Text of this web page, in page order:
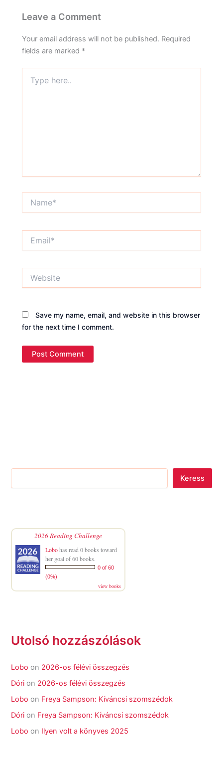
Leave a Comment
Your email address will not be published. Required
fields are marked *
here..
Save my name, email, and website in this browser
for the next time I comment.
Keress
2026 Reading Challenge
Lobohas read 0 books toward
her goal of 60 books.
0 of 60
(0%)
view books
Utolsó hozzászólások
Lobo on 2026-os félévi összegzés
Dóri on 2026-os félévi összegzés
Lobo on Freya Sampson: Kíváncsi szomszédok
Dóri on Freya Sampson: Kíváncsi szomszédok
Lobo on Ilyen volt a könyves 2025